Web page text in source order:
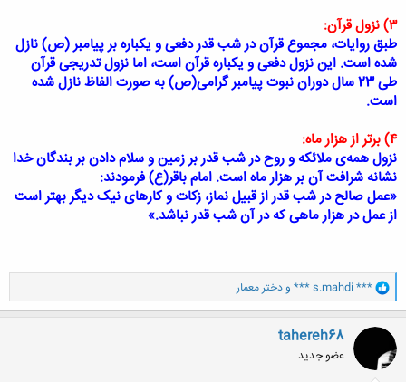
۳) نزول قرآن:
طبق روایات، مجموع قرآن در شب قدر دفعی و یکباره بر پیامبر (ص) نازل
شده است. این نزول دفعی و یکباره قرآن است، اما نزول تدریجی قرآن
طی 23 سال دوران نبوت پیامبر گرامی(ص) به صورت الفاظ نازل شده
است.
۴) برتر از هزار ماه:
نزول همه‌ی ملائکه و روح در شب قدر بر زمین و سلام دادن بر بندگان خدا
نشانه شرافت آن بر هزار ماه است. امام باقر(ع) فرمودند:
«عمل صالح در شب قدر از قبیل نماز، زکات و کارهای نیک دیگر بهتر است
از عمل در هزار ماهی که در آن شب قدر نباشد.»
و
ا
ک
ن
ا
*** s.mahdi *** و دختر معمار
tahereh68
عضو جدید